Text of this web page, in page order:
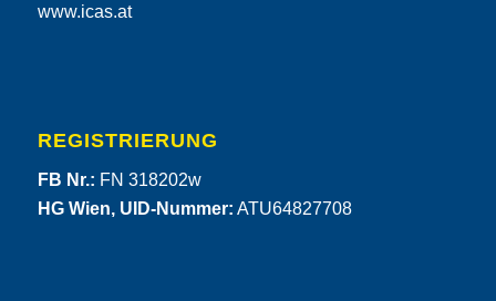
www.icas.at
REGISTRIERUNG
FB Nr.: FN 318202w
HG Wien, UID-Nummer: ATU64827708